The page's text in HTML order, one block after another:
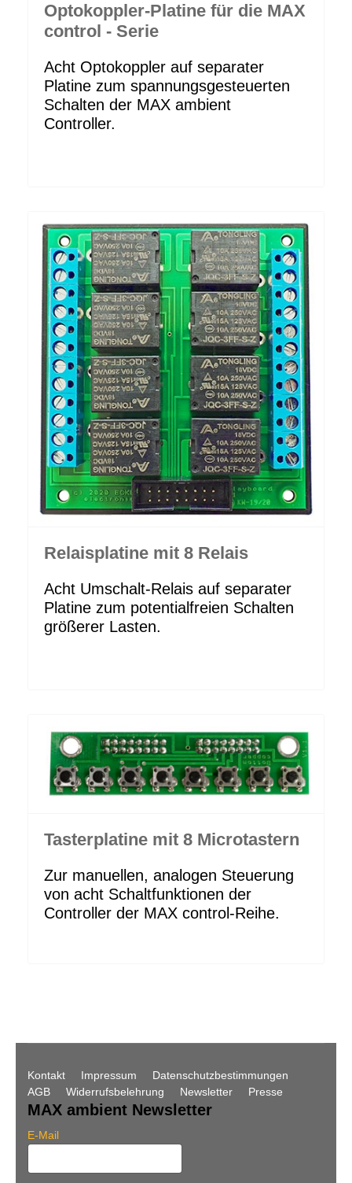
Optokoppler-Platine für die MAX
control - Serie
Acht Optokoppler auf separater
Platine zum spannungsgesteuerten
Schalten der MAX ambient
Controller.
Relaisplatine mit 8 Relais
Acht Umschalt-Relais auf separater
Platine zum potentialfreien Schalten
größerer Lasten.
Tasterplatine mit 8 Microtastern
Zur manuellen, analogen Steuerung
von acht Schaltfunktionen der
Controller der MAX control-Reihe.
Kontakt Impressum
Datenschutzbestimmungen
AGB
Widerrufsbelehrung Newsletter Presse
MAX ambient Newsletter
E-Mail